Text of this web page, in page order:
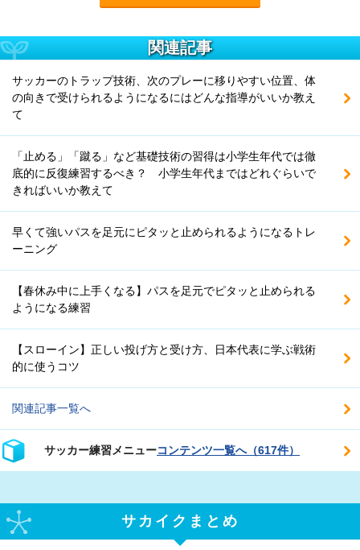
関連記事
サッカーのトラップ技術、次のプレーに移りやすい位置、体
の向きで受けられるようになるにはどんな指導がいいか教え
て
「止める」「蹴る」など基礎技術の習得は小学生年代では徹
底的に反復練習するべき？ 小学生年代まではどれぐらいで
きればいいか教えて
早くて強いパスを足元にピタッと止められるようになるトレ
ーニング
【春休み中に上手くなる】パスを足元でピタッと止められる
ようになる練習
【スローイン】正しい投げ方と受け方、日本代表に学ぶ戦術
的に使うコツ
関連記事一覧へ
サッカー練習メニューコンテンツ一覧へ（617件）
サカイクまとめ